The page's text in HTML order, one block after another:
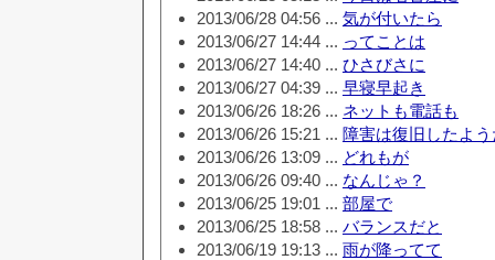
2013/06/28 04:56 ... 気が付いたら
2013/06/27 14:44 ... ってことは
2013/06/27 14:40 ... ひさびさに
2013/06/27 04:39 ... 早寝早起き
2013/06/26 18:26 ... ネットも電話も
2013/06/26 15:21 ... 障害は復旧したよ
2013/06/26 13:09 ... どれもが
2013/06/26 09:40 ... なんじゃ？
2013/06/25 19:01 ... 部屋で
2013/06/25 18:58 ... バランスだと
2013/06/19 19:13 ... 雨が降ってて